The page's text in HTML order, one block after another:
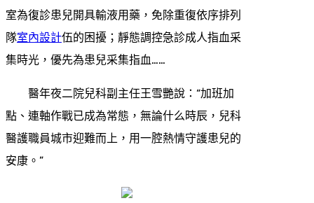
室為復診患兒開具輸液用藥，免除重復依序排列
隊室內設計伍的困擾；靜態調控急診成人指血采
集時光，優先為患兒采集指血……
醫年夜二院兒科副主任王雪艷說：“加班加
點、連軸作戰已成為常態，無論什么時辰，兒科
醫護職員城市迎難而上，用一腔熱情守護患兒的
安康。”